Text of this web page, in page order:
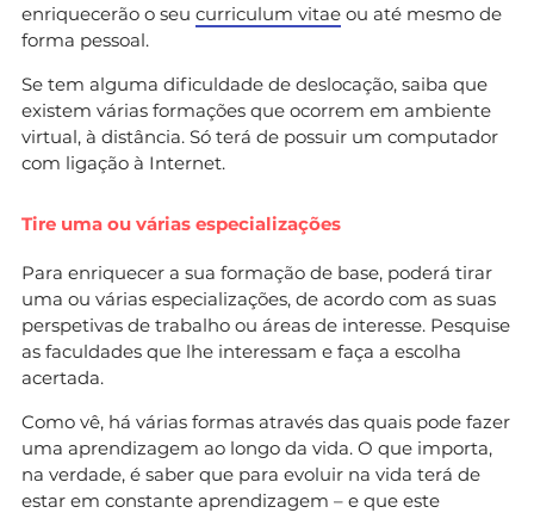
enriquecerão o seu curriculum vitae ou até mesmo de
forma pessoal.
Se tem alguma dificuldade de deslocação, saiba que
existem várias formações que ocorrem em ambiente
virtual, à distância. Só terá de possuir um computador
com ligação à Internet.
Tire uma ou várias especializações
Para enriquecer a sua formação de base, poderá tirar
uma ou várias especializações, de acordo com as suas
perspetivas de trabalho ou áreas de interesse. Pesquise
as faculdades que lhe interessam e faça a escolha
acertada.
Como vê, há várias formas através das quais pode fazer
uma aprendizagem ao longo da vida. O que importa,
na verdade, é saber que para evoluir na vida terá de
estar em constante aprendizagem – e que este